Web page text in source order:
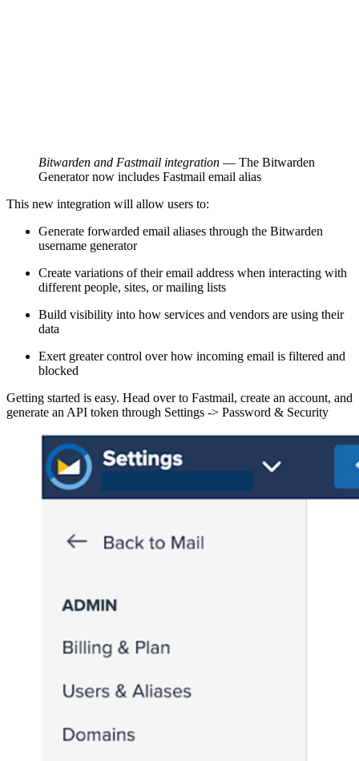
Bitwarden and Fastmail integration — The Bitwarden
Generator now includes Fastmail email alias
This new integration will allow users to:
Generate forwarded email aliases through the Bitwarden
username generator
Create variations of their email address when interacting with
different people, sites, or mailing lists
Build visibility into how services and vendors are using their
data
Exert greater control over how incoming email is filtered and
blocked
Getting started is easy. Head over to Fastmail, create an account, and
generate an API token through Settings -> Password & Security